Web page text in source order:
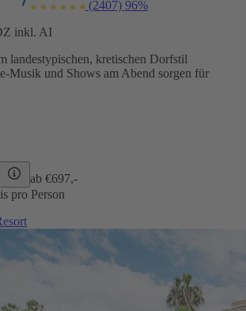
(2407) 96%
inkl. AI
landestypischen, kretischen Dorfstil
Musik und Shows am Abend sorgen für
ab €697,-
pro Person